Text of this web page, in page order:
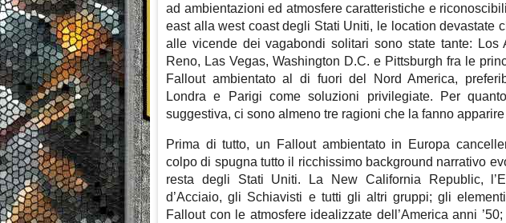
ad ambientazioni ed atmosfere caratteristiche e
east alla west coast degli Stati Uniti, le location devastate
alle vicende dei vagabondi solitari sono state tante: Los
Reno, Las Vegas, Washington D.C. e Pittsburgh fra le
Fallout ambientato al di fuori del Nord America,
Londra e Parigi come soluzioni privilegiate. Per
suggestiva, ci sono almeno tre ragioni che la fanno
Prima di tutto, un Fallout ambientato in Europa
colpo di spugna tutto il ricchissimo background narrativo
resta degli Stati Uniti. La New California Republic,
d’Acciaio, gli Schiavisti e tutti gli altri gruppi; gli
Fallout con le atmosfere idealizzate dell’America anni